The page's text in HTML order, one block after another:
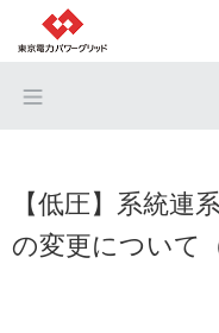
【低圧】系統連
の変更について